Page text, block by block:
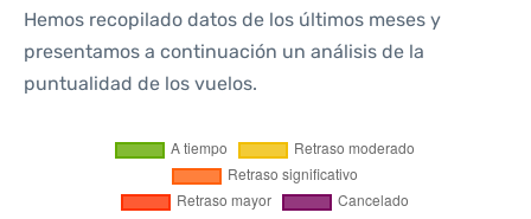
Hemos recopilado datos de los últimos meses y
presentamos a continuación un análisis de la
puntualidad de los vuelos.